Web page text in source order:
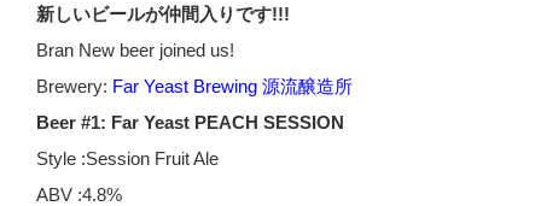
新しいビールが仲間入りです!!!
Bran New beer joined us!
Brewery: Far Yeast Brewing 源流醸造所
Beer #1: Far Yeast PEACH SESSION
Style :Session Fruit Ale
ABV :4.8%